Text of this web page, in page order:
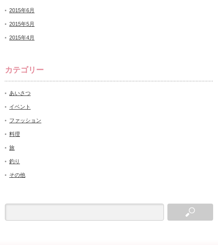
2015年6月
2015年5月
2015年4月
カテゴリー
あいさつ
イベント
ファッション
料理
旅
釣り
その他